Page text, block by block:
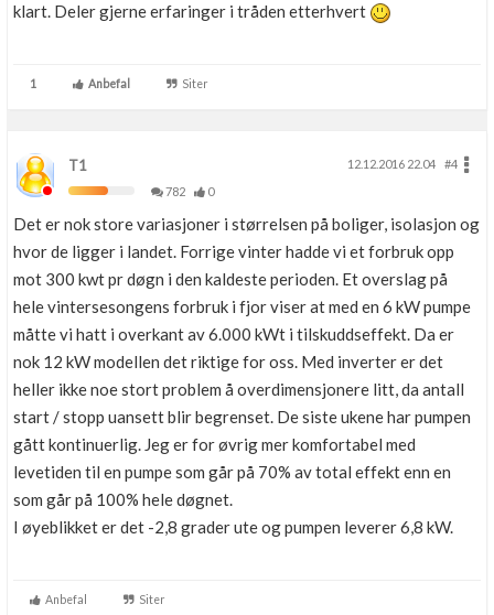
klart. Deler gjerne erfaringer i tråden etterhvert
1 Anbefal Siter
T1 12.12.2016 22.04
#4
782
0
Det er nok store variasjoner i størrelsen på boliger, isolasjon og
hvor de ligger i landet. Forrige vinter hadde vi et forbruk opp
mot 300 kwt pr døgn i den kaldeste perioden. Et overslag på
hele vintersesongens forbruk i fjor viser at med en 6 kW pumpe
måtte vi hatt i overkant av 6.000 kWt i tilskuddseffekt. Da er
nok 12 kW modellen det riktige for oss. Med inverter er det
heller ikke noe stort problem å overdimensjonere litt, da antall
start / stopp uansett blir begrenset. De siste ukene har pumpen
gått kontinuerlig. Jeg er for øvrig mer komfortabel med
levetiden til en pumpe som går på 70% av total effekt enn en
som går på 100% hele døgnet.
I øyeblikket er det -2,8 grader ute og pumpen leverer 6,8 kW.
Anbefal Siter